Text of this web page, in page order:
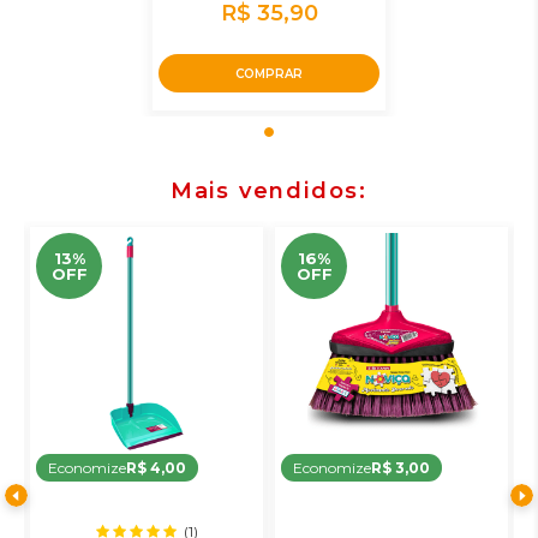
R$ 35,90
COMPRAR
Mais vendidos
13%
OFF
EconomizeR$ 4,00
(1)
16%
OFF
EconomizeR$ 3,00